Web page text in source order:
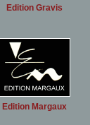
Edition Gravis
Edition Margaux